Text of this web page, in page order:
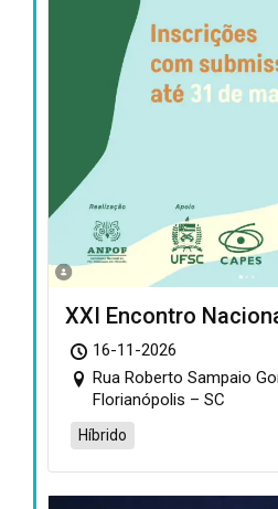
XXI Encontro
16-11-2026
Rua Roberto Sampaio
Florianópolis – SC
Híbrido